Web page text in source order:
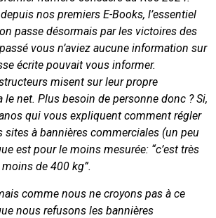
nos premiers E-Books, l’essentiel
passe désormais par les victoires des
vous n’aviez aucune information sur
écrite pouvait vous informer.
misent sur leur propre
net. Plus besoin de personne donc ? Si,
qui vous expliquent comment régler
sites à bannières commerciales (un peu
est pour le moins mesurée: “c’est très
de 400 kg”.
comme nous ne croyons pas à ce
nous refusons les bannières